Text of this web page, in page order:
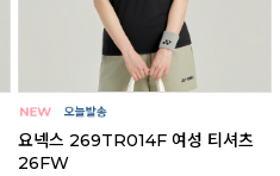
요넥스 269TR014F 여성 티셔츠
26FW